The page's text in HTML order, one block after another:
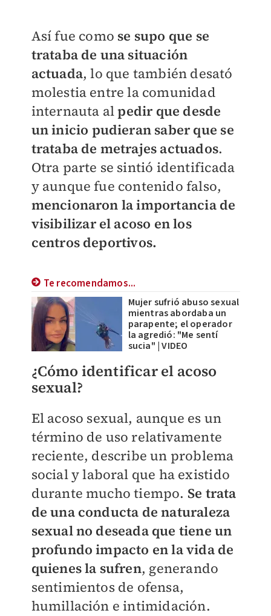
Así fue como se supo que se
trataba de una situación
actuada, lo que también desató
molestia entre la comunidad
internauta alpedir que desde
un inicio pudieran saber que se
trataba de metrajes actuados.
Otra parte se sintió identificada
y aunque fue contenido falso,
mencionaron la importancia de
visibilizar el acoso en los
centros deportivos.
Te recomendamos...
Mujer sufrió abuso sexual
mientras abordaba un
parapente; el operador
la agredió: "Me sentí
sucia" | VIDEO
¿Cómo identificar el acoso
sexual?
El acoso sexual, aunque es un
término de uso relativamente
reciente, describe un problema
social y laboral que ha existido
durante mucho tiempo. Se trata
de una conducta de naturaleza
sexual no deseada que tiene un
profundo impacto en la vida de
quienes la sufren, generando
sentimientos de ofensa,
humillación e intimidación.